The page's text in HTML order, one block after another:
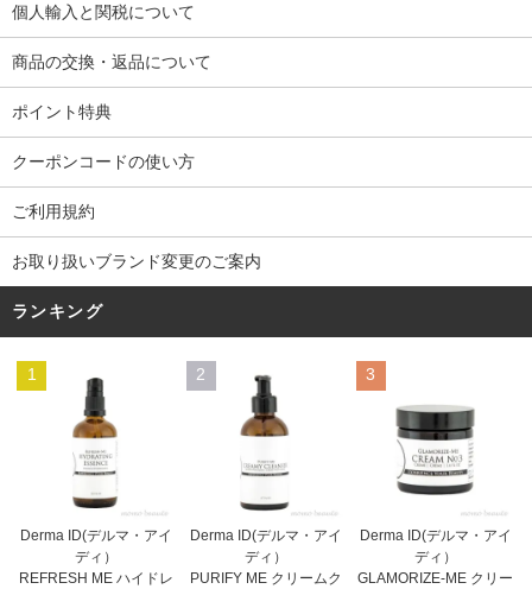
個人輸入と関税について
商品の交換・返品について
ポイント特典
クーポンコードの使い方
ご利用規約
お取り扱いブランド変更のご案内
ランキング
1
Derma ID(デルマ・アイ
ディ）
REFRESH ME ハイドレ
2
Derma ID(デルマ・アイ
ディ）
PURIFY ME クリームク
3
Derma ID(デルマ・アイ
ディ）
GLAMORIZE-ME クリー